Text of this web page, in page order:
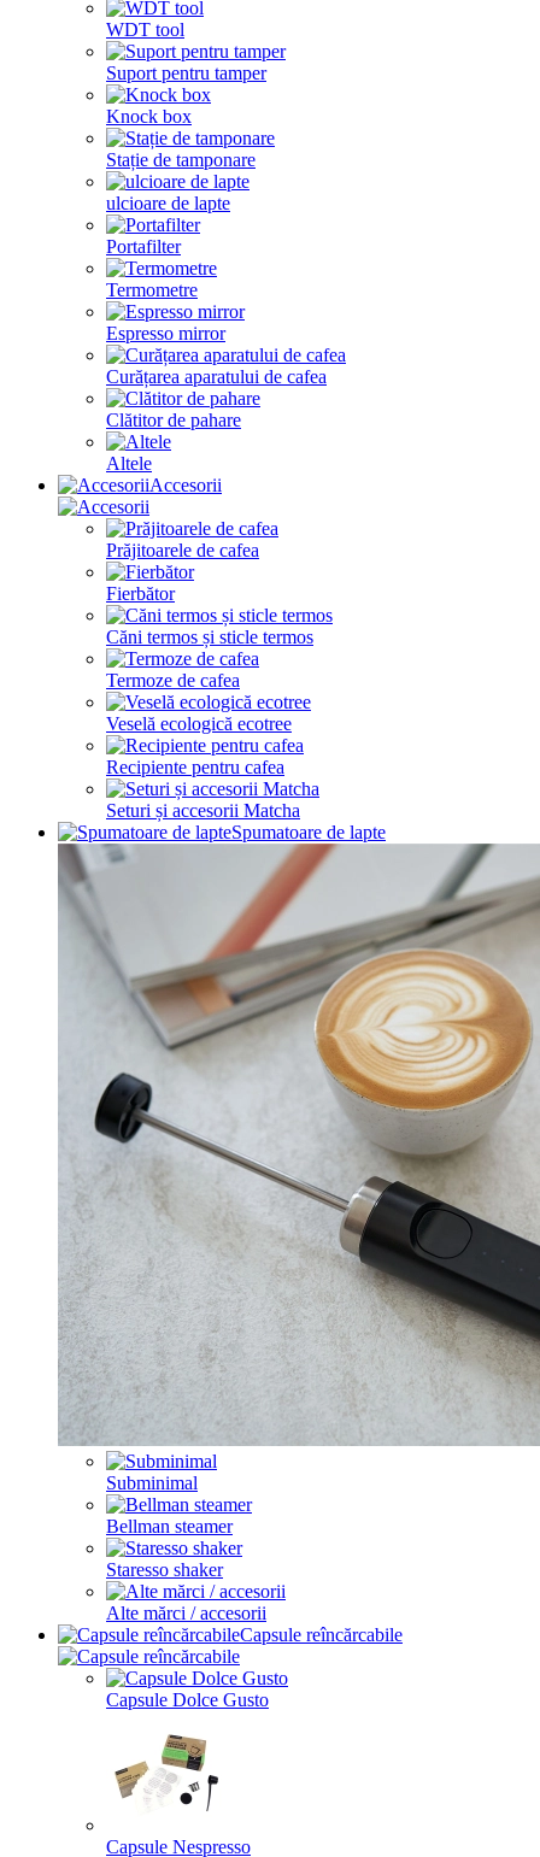
WDT tool
Suport pentru tamper
Knock box
Stație de tamponare
ulcioare de lapte
Portafilter
Termometre
Espresso mirror
Curățarea aparatului de cafea
Clătitor de pahare
Altele
Accesorii
Prăjitoarele de cafea
Fierbător
Căni termos și sticle termos
Termoze de cafea
Veselă ecologică ecotree
Recipiente pentru cafea
Seturi și accesorii Matcha
Spumatoare de lapte
Subminimal
Bellman steamer
Staresso shaker
Alte mărci / accesorii
Capsule reîncărcabile
Capsule Dolce Gusto
Capsule Nespresso